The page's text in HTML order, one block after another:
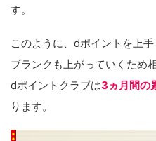
す。
このように、dポイントを上
ブランクも上がっていくため
dポイントクラブは3ヵ月間の
ります。